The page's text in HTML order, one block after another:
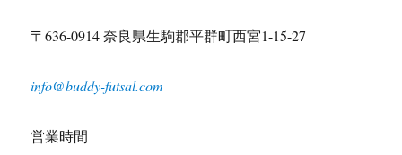
〒636-0914 奈良県生駒郡平群町西宮1-15-27
info@buddy-futsal.com
営業時間